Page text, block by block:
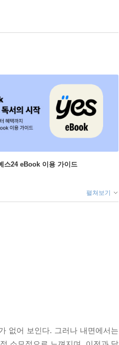
스24 eBook 이용 가이드
펼쳐보기
없어 보인다. 그러나 내면에서는